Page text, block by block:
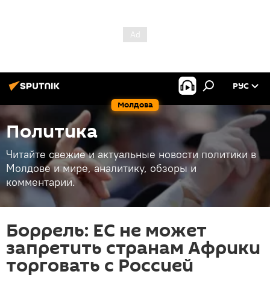
Молдова
РУС
Политика
Читайте свежие и актуальные новости политики в
Молдове и мире, аналитику, обзоры и
комментарии.
Боррель: ЕС не может
запретить странам Африки
торговать с Россией